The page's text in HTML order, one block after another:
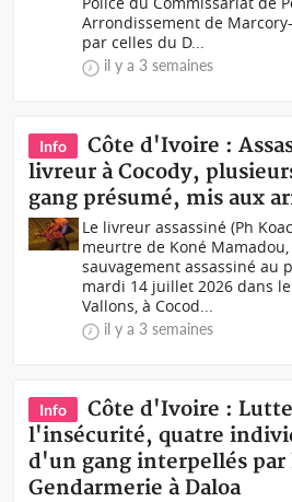
Arrondissement de
par celles du D...
il y a 3 semaines
Info
Côte d'Ivoire :
livreur à Cocody,
gang présumé, mis aux
Le livreur assassiné (Ph
meurtre de Koné
sauvagement assassiné au
mardi 14 juillet 2026 dans
Vallons, à Cocod...
il y a 3 semaines
Info
Côte d'Ivoire :
l'insécurité, quatre
d'un gang interpellés par
Gendarmerie à Daloa